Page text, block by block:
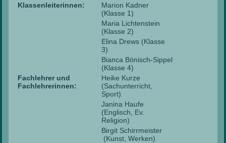
Klassenleiterinnen:
Marion Kadner
(Klasse 1)
Maria Lichtenstein
(Klasse 2)
Elina Drews (Klasse
3)
Bianca Bönisch-Sippel
(Klasse 4)
Fachlehrer und
Fachlehrerinnen:
Heike Kurze
(Sachunterricht,
Sport)
Janina Haufe
(Englisch, Ev.
Religion)
Birgit Schirrmeister
(Kunst, Werken)